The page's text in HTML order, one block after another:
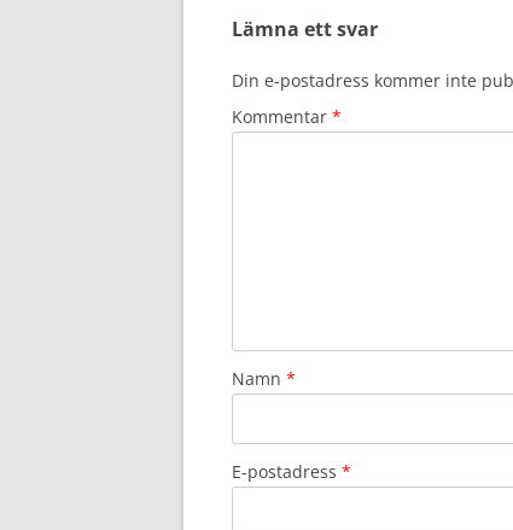
Lämna ett svar
Din e-postadress kommer inte
Kommentar *
Namn *
E-postadress *